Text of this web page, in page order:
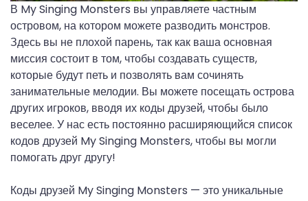
В My Singing Monsters вы управляете частным
островом, на котором можете разводить монстров.
Здесь вы не плохой парень, так как ваша основная
миссия состоит в том, чтобы создавать существ,
которые будут петь и позволять вам сочинять
занимательные мелодии. Вы можете посещать острова
других игроков, вводя их коды друзей, чтобы было
веселее. У нас есть постоянно расширяющийся список
кодов друзей My Singing Monsters, чтобы вы могли
помогать друг другу!
Коды друзей My Singing Monsters — это уникальные